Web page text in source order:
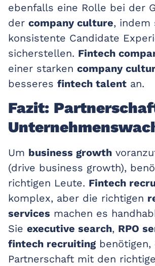
ebenfalls eine Rolle bei der
der company culture, indem
konsistente Candidate
sicherstellen. Fintech
einer starken company
besseres fintech talent an.
Fazit:
Um business growth
(drive business growth),
richtigen Leute. Fintech
komplex, aber die richtigen
services machen es
Sie executive search, RPO
fintech recruiting benötigen,
Partnerschaft mit den